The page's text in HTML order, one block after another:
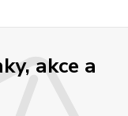
akce a